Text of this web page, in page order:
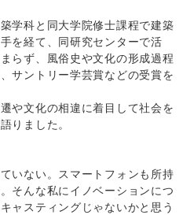
学科と同大学院修士課程で建築
を経て、同研究センターで活
らず、風俗史や文化の形成過程
サントリー学芸賞などの受賞を
や文化の相違に着目して社会を
りました。
いない。スマートフォンも所持
そんな私にイノベーションにつ
ャスティングじゃないかと思う